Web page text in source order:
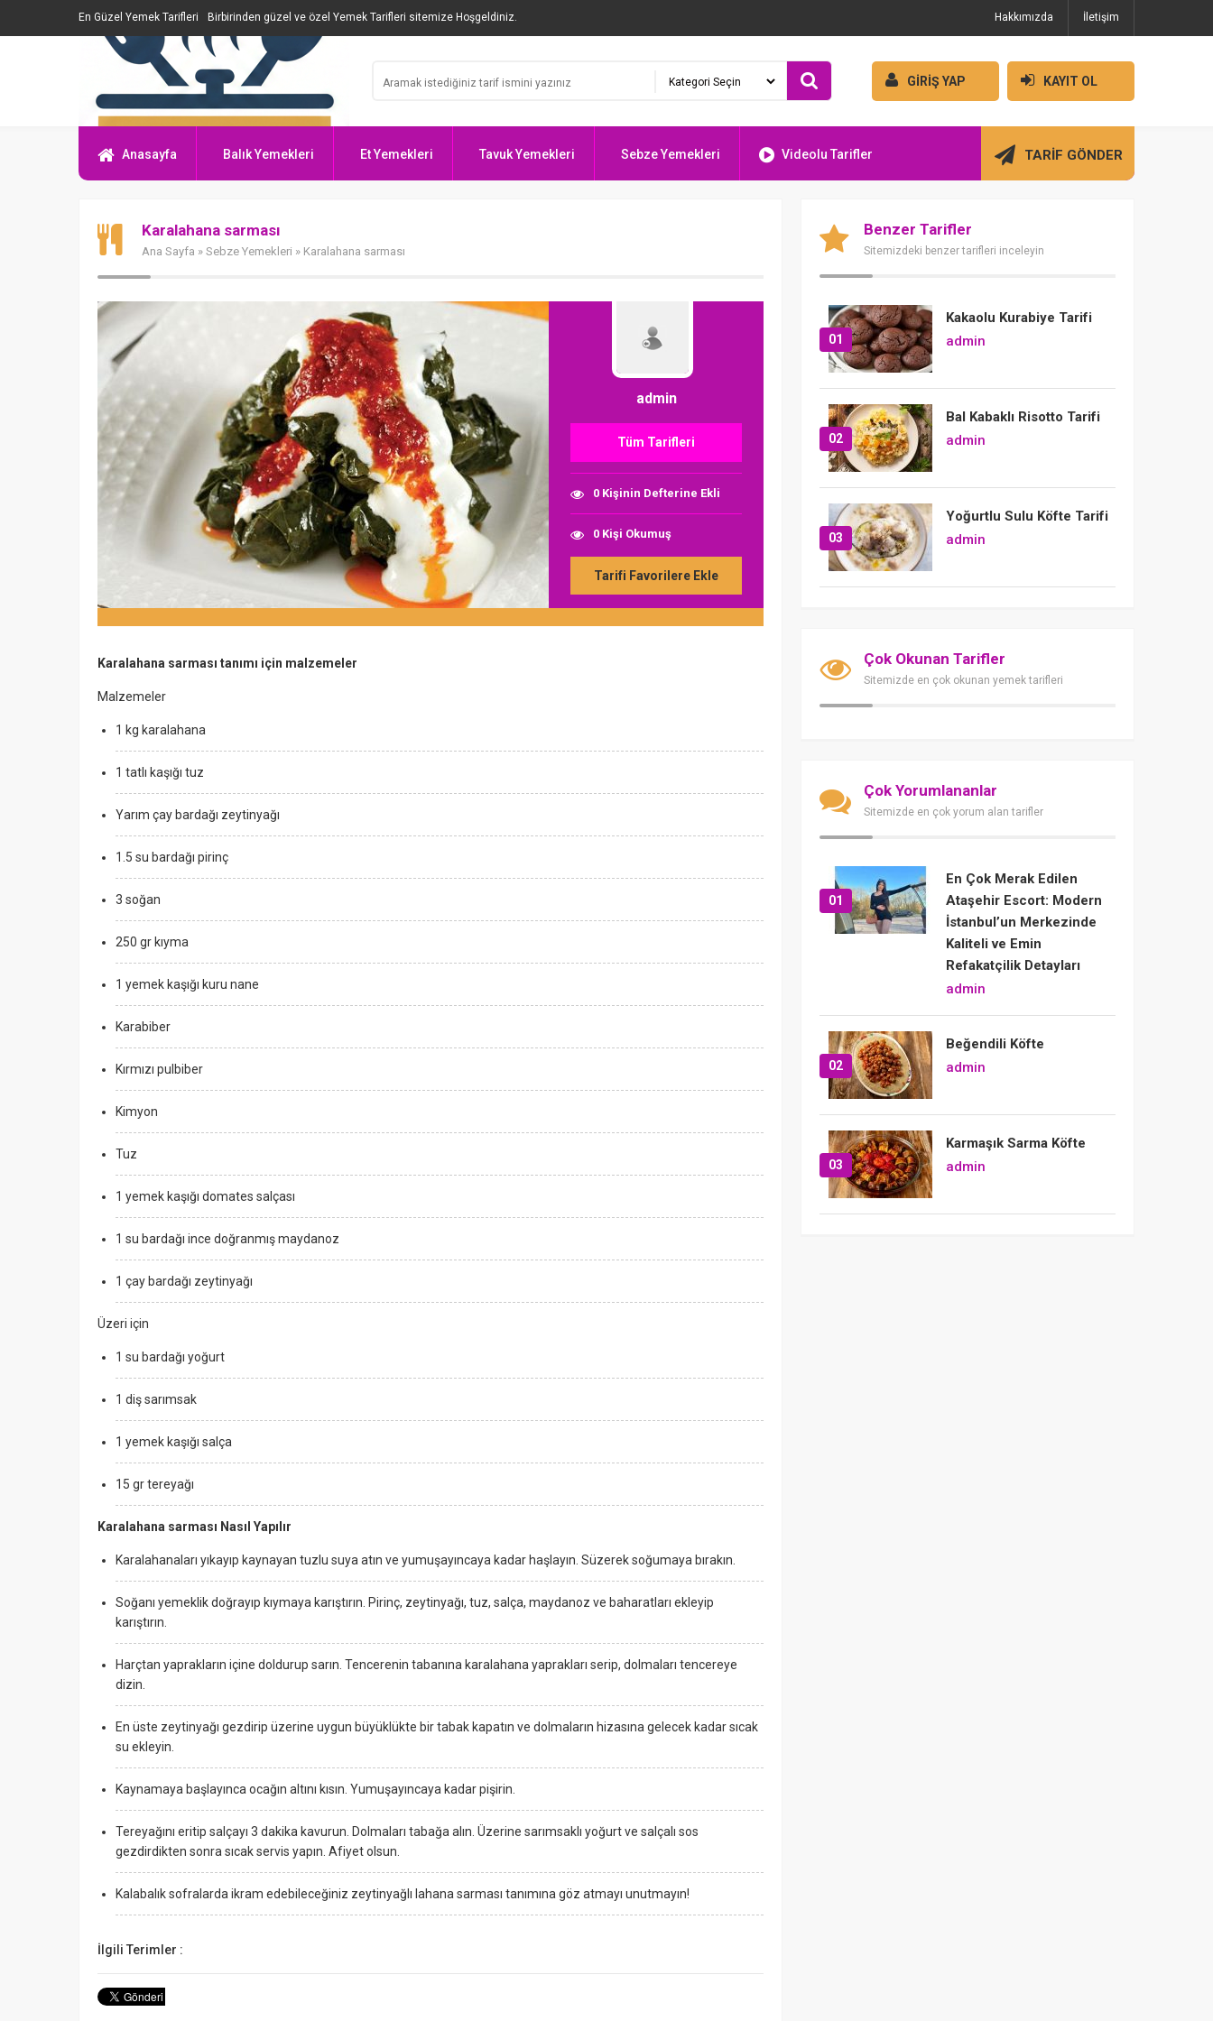
En Güzel Yemek Tarifleri Birbirinden güzel ve özel Yemek Tarifleri sitemize Hoşgeldiniz. Hakkımızda İletişim
GİRİŞ YAP KAYIT OL
Anasayfa Balık Yemekleri Et Yemekleri Tavuk Yemekleri Sebze Yemekleri Videolu Tarifler TARİF GÖNDER
Karalahana sarması
Ana Sayfa » Sebze Yemekleri » Karalahana sarması
admin
Tüm Tarifleri
0 Kişinin Defterine Ekli
0 Kişi Okumuş
Tarifi Favorilere Ekle
Karalahana sarması tanımı için malzemeler
Malzemeler
1 kg karalahana
1 tatlı kaşığı tuz
Yarım çay bardağı zeytinyağı
1.5 su bardağı pirinç
3 soğan
250 gr kıyma
1 yemek kaşığı kuru nane
Karabiber
Kırmızı pulbiber
Kimyon
Tuz
1 yemek kaşığı domates salçası
1 su bardağı ince doğranmış maydanoz
1 çay bardağı zeytinyağı
Üzeri için
1 su bardağı yoğurt
1 diş sarımsak
1 yemek kaşığı salça
15 gr tereyağı
Karalahana sarması Nasıl Yapılır
Karalahanaları yıkayıp kaynayan tuzlu suya atın ve yumuşayıncaya kadar haşlayın. Süzerek soğumaya bırakın.
Soğanı yemeklik doğrayıp kıymaya karıştırın. Pirinç, zeytinyağı, tuz, salça, maydanoz ve baharatları ekleyip
karıştırın.
Harçtan yaprakların içine doldurup sarın. Tencerenin tabanına karalahana yaprakları serip, dolmaları tencereye
dizin.
En üste zeytinyağı gezdirip üzerine uygun büyüklükte bir tabak kapatın ve dolmaların hizasına gelecek kadar sıcak
su ekleyin.
Kaynamaya başlayınca ocağın altını kısın. Yumuşayıncaya kadar pişirin.
Tereyağını eritip salçayı 3 dakika kavurun. Dolmaları tabağa alın. Üzerine sarımsaklı yoğurt ve salçalı sos
gezdirdikten sonra sıcak servis yapın. Afiyet olsun.
Kalabalık sofralarda ikram edebileceğiniz zeytinyağlı lahana sarması tanımına göz atmayı unutmayın!
İlgili Terimler :
Benzer Tarifler
Sitemizdeki benzer tarifleri inceleyin
01
Kakaolu Kurabiye Tarifi
admin
02
Bal Kabaklı Risotto Tarifi
admin
03
Yoğurtlu Sulu Köfte Tarifi
admin
Çok Okunan Tarifler
Sitemizde en çok okunan yemek tarifleri
Çok Yorumlananlar
Sitemizde en çok yorum alan tarifler
01
En Çok Merak Edilen
Ataşehir Escort: Modern
İstanbul’un Merkezinde
Kaliteli ve Emin
Refakatçilik Detayları
admin
02
Beğendili Köfte
admin
03
Karmaşık Sarma Köfte
admin